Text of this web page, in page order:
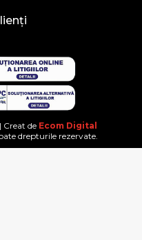
| Creat de Ecom Digital
drepturile rezervate.